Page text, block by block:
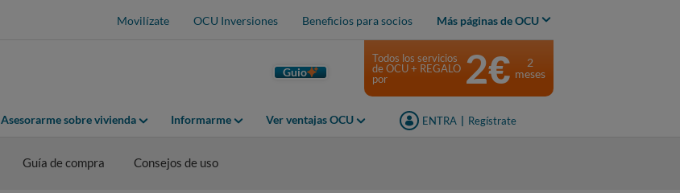
Movilízate OCU Inversiones Beneficios para socios Más páginas de OCU
Guio
Asesorarme sobre vivienda Informarme Ver ventajas OCU ENTRA Regístrate
Todos los servicios
de OCU + REGALO
por
2€
2
meses
Guía de compra Consejos de uso